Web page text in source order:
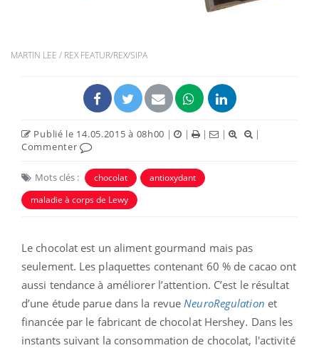
MARTIN LEE / REX FEATUR/REX/SIPA
Publié le 14.05.2015 à 08h00 | | | |
|
Commenter
Mots clés : chocolat
antioxydant
maladie à corps de Lewy
Le chocolat est un aliment gourmand mais pas
seulement. Les plaquettes contenant 60 % de cacao ont
aussi tendance à améliorer l’attention. C’est le résultat
d’une étude parue dans la revue NeuroRegulation et
financée par le fabricant de chocolat Hershey. Dans les
instants suivant la consommation de chocolat, l'activité